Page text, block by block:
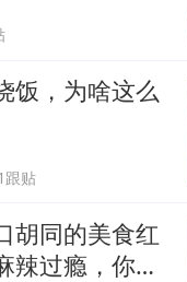
饭，为啥这么
跟贴
胡同的美食红
辣过瘾，你来